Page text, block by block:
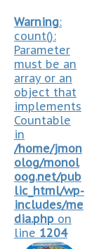
Warning:
count():
Parameter
must be an
array or an
object that
implements
Countable
in
/home/jmon
olog/monol
oog.net/pub
lic_html/wp-
includes/me
dia.php on
line 1204